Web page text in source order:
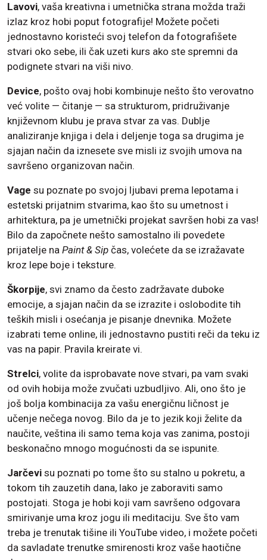
Lavovi, vaša kreativna i umetnička strana možda traži
izlaz kroz hobi poput fotografije! Možete početi
jednostavno koristeći svoj telefon da fotografišete
stvari oko sebe, ili čak uzeti kurs ako ste spremni da
podignete stvari na viši nivo.
Device, pošto ovaj hobi kombinuje nešto što verovatno
već volite — čitanje — sa strukturom, pridruživanje
književnom klubu je prava stvar za vas. Dublje
analiziranje knjiga i dela i deljenje toga sa drugima je
sjajan način da iznesete sve misli iz svojih umova na
savršeno organizovan način.
Vage su poznate po svojoj ljubavi prema lepotama i
estetski prijatnim stvarima, kao što su umetnost i
arhitektura, pa je umetnički projekat savršen hobi za vas!
Bilo da započnete nešto samostalno ili povedete
prijatelje na Paint & Sip čas, volećete da se izražavate
kroz lepe boje i teksture.
Škorpije, svi znamo da često zadržavate duboke
emocije, a sjajan način da se izrazite i oslobodite tih
teških misli i osećanja je pisanje dnevnika. Možete
izabrati teme online, ili jednostavno pustiti reči da teku iz
vas na papir. Pravila kreirate vi.
Strelci, volite da isprobavate nove stvari, pa vam svaki
od ovih hobija može zvučati uzbudljivo. Ali, ono što je
još bolja kombinacija za vašu energičnu ličnost je
učenje nečega novog. Bilo da je to jezik koji želite da
naučite, veština ili samo tema koja vas zanima, postoji
beskonačno mnogo mogućnosti da se ispunite.
Jarčevi su poznati po tome što su stalno u pokretu, a
tokom tih zauzetih dana, lako je zaboraviti samo
postojati. Stoga je hobi koji vam savršeno odgovara
smirivanje uma kroz jogu ili meditaciju. Sve što vam
treba je trenutak tišine ili YouTube video, i možete početi
da savladate trenutke smirenosti kroz vaše haotične